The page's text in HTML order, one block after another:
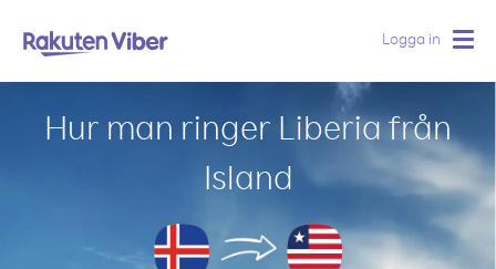
Logga in
Hur man ringer Liberia från
Island